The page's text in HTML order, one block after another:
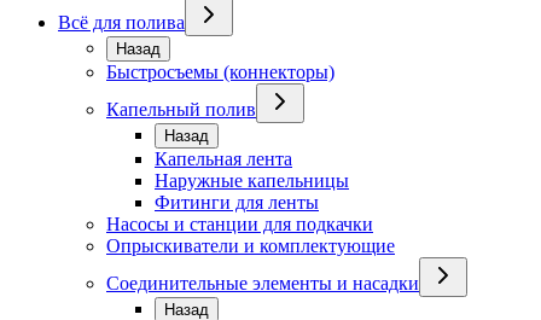
Всё для полива
Назад
Быстросъемы (коннекторы)
Капельный полив
Назад
Капельная лента
Наружные капельницы
Фитинги для ленты
Насосы и станции для подкачки
Опрыскиватели и комплектующие
Соединительные элементы и насадки
Назад